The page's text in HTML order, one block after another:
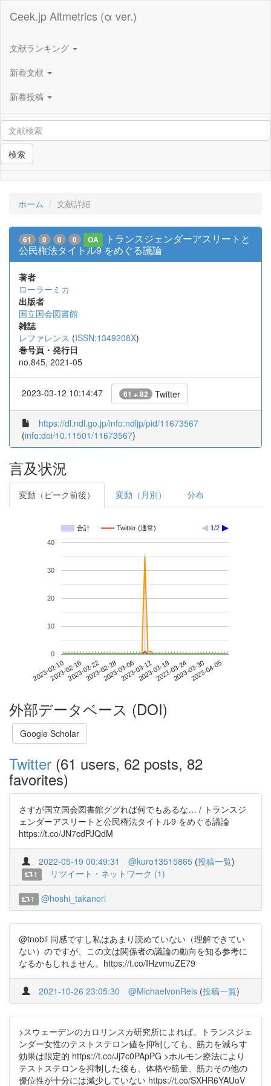
Ceek.jp Altmetrics (α ver.)
文献ランキング
新着文献
新着投稿
検索
ホーム 文献詳細
61 0 0 0 OA
トランスジェンダーアスリートと
公民権法タイトル9 をめぐる議論
著者
ローラーミカ
出版者
国立国会図書館
雑誌
レファレンス (ISSN:1349208X)
巻号頁・発行日
no.845, 2021-05
2023-03-12 10:14:47 61 + 82 Twitter
https://dl.ndl.go.jp/info:ndljp/pid/11673567
(info:doi/10.11501/11673567)
言及状況
変動（ピーク前後） 変動（月別） 分布
合計 Twitter (通常) 1/2
2023-02-102023-02-162023-02-222023-02-282023-03-062023-03-122023-03-182023-03-242023-03-302023-04-05
0
10
20
30
40
外部データベース (DOI)
Google Scholar
Twitter (61 users, 62 posts, 82
favorites)
さすが国立国会図書館ググれば何でもあるな… / トランスジ
ェンダーアスリートと公民権法タイトル9 をめぐる議論
https://t.co/JN7cdPJQdM
2022-05-19 00:49:31 @kuro13515865 (投稿一覧)
1 リツイート・ネットワーク (1)
1 @hoshi_takanori
@tnobli 同感ですし私はあまり読めていない（理解できてい
ない）のですが、この文は関係者の議論の動向を知る参考に
なるかもしれません。https://t.co/IHzvmuZE79
2021-10-26 23:05:30 @MichaelvonReis (投稿一覧)
>スウェーデンのカロリンスカ研究所によれば、トランスジェ
ンダー女性のテストステロン値を抑制しても、筋力を減らす
効果は限定的 https://t.co/Jj7c0PApPG >ホルモン療法により
テストステロンを抑制した後も、体格や筋量、筋力その他の
優位性が十分には減少していない https://t.co/SXHR6YAUoV